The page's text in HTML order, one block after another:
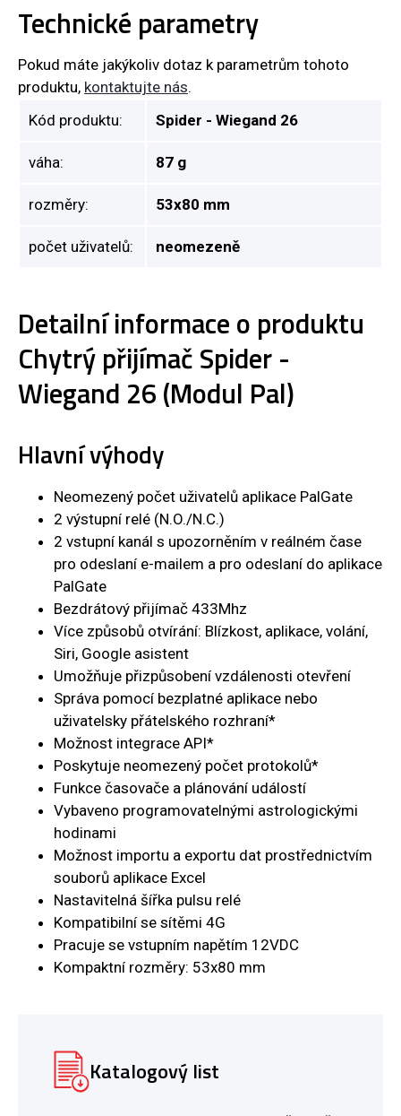
Technické parametry
Pokud máte jakýkoliv dotaz k parametrům tohoto
produktu, kontaktujte nás.
Kód produktu:
Spider - Wiegand 26
váha: 87 g
rozměry: 53x80 mm
počet uživatelů: neomezeně
Detailní informace o produktu
Chytrý přijímač Spider -
Wiegand 26 (Modul Pal)
Hlavní výhody
Neomezený počet uživatelů aplikace PalGate
2 výstupní relé (N.O./N.C.)
2 vstupní kanál s upozorněním v reálném čase
pro odeslaní e-mailem a pro odeslaní do aplikace
PalGate
Bezdrátový přijímač 433Mhz
Více způsobů otvírání: Blízkost, aplikace, volání,
Siri, Google asistent
Umožňuje přizpůsobení vzdálenosti otevření
Správa pomocí bezplatné aplikace nebo
uživatelsky přátelského rozhraní*
Možnost integrace API*
Poskytuje neomezený počet protokolů*
Funkce časovače a plánování událostí
Vybaveno programovatelnými astrologickými
hodinami
Možnost importu a exportu dat prostřednictvím
souborů aplikace Excel
Nastavitelná šířka pulsu relé
Kompatibilní se sítěmi 4G
Pracuje se vstupním napětím 12VDC
Kompaktní rozměry: 53x80 mm
Katalogový list